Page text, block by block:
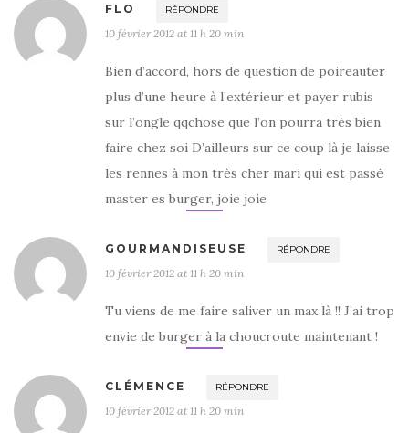
FLO RÉPONDRE
10 février 2012 at 11 h 20 min
Bien d’accord, hors de question de poireauter
plus d’une heure à l’extérieur et payer rubis
sur l’ongle qqchose que l’on pourra très bien
faire chez soi D’ailleurs sur ce coup là je laisse
les rennes à mon très cher mari qui est passé
master es burger, joie joie
GOURMANDISEUSE RÉPONDRE
10 février 2012 at 11 h 20 min
Tu viens de me faire saliver un max là !! J’ai trop
envie de burger à la choucroute maintenant !
CLÉMENCE RÉPONDRE
10 février 2012 at 11 h 20 min